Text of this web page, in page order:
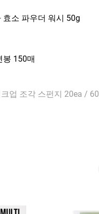
효소 파우더 워시 50g
봉 150매
업 조각 스펀지 20ea / 60